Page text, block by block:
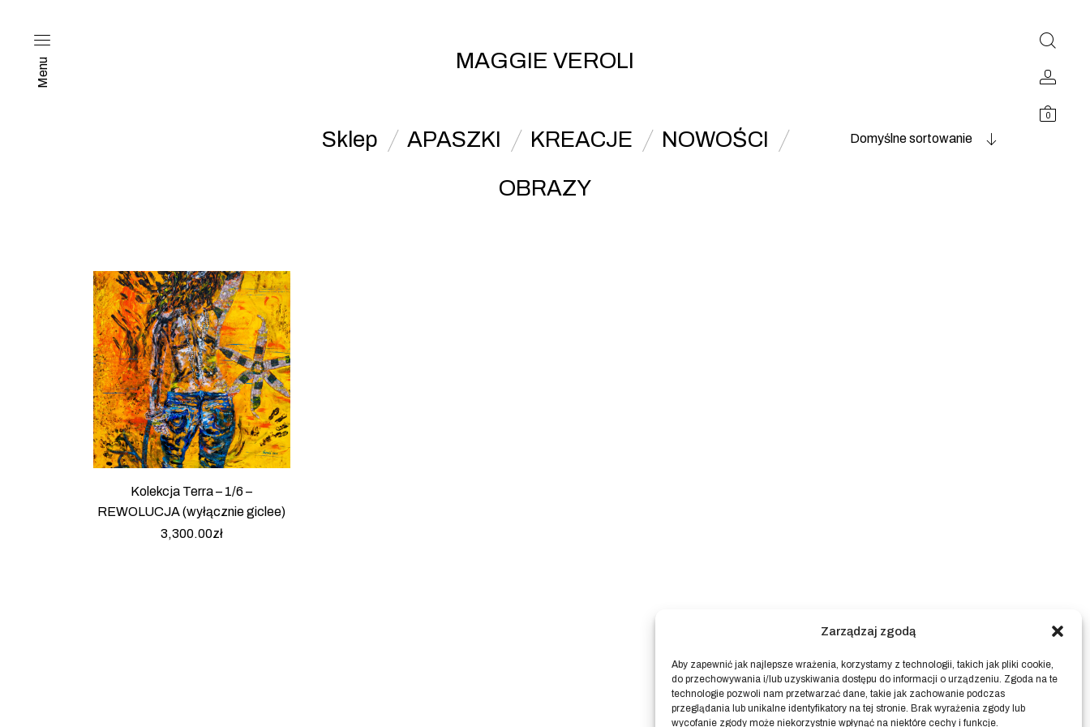
Zarządzaj zgodą
Aby zapewnić jak najlepsze wrażenia, korzystamy z technologii, takich jak pliki cookie,
do przechowywania i/lub uzyskiwania dostępu do informacji o urządzeniu. Zgoda na te
technologie pozwoli nam przetwarzać dane, takie jak zachowanie podczas
przeglądania lub unikalne identyfikatory na tej stronie. Brak wyrażenia zgody lub
wycofanie zgody może niekorzystnie wpłynąć na niektóre cechy i funkcje.
Menu MAGGIE VEROLI
0
Sklep APASZKI KREACJE
NOWOŚCI
OBRAZY
Domyślne sortowanie
Kolekcja Terra – 1/6 –
REWOLUCJA (wyłącznie giclee)
3,300.00zł